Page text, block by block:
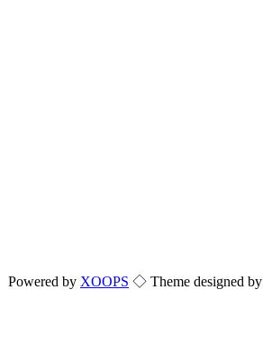
Powered by XOOPS ◇ Theme designed by